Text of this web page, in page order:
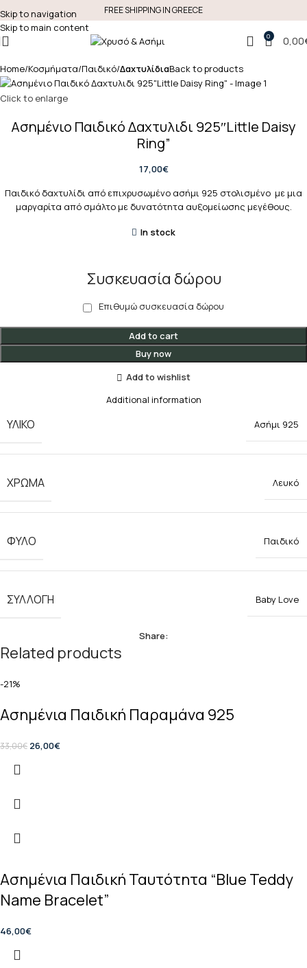
Skip to navigation
Skip to main content
FREE SHIPPING IN GREECE
0 0,00
Home Κοσμήματα Παιδικό ΔαχτυλίδιαBack to products
Click to enlarge
Ασημένιο Παιδικό Δαχτυλιδι 925″Little Daisy
Ring”
17,00€
Παιδικό δαχτυλίδι από επιχρυσωμένο ασήμι 925 στολισμένο με μια
μαργαρίτα από σμάλτο με δυνατότητα αυξομείωσης μεγέθους.
In stock
Συσκευασία δώρου
Επιθυμώ συσκευασία δώρου
Add to cart
Buy now
Add to wishlist
Additional information
ΥΛΙΚΟ Ασήμι 925
ΧΡΩΜΑ Λευκό
ΦΥΛΟ Παιδικό
ΣΥΛΛΟΓΗ Baby Love
Share:
Related products
-21%
Ασημένια Παιδική Παραμάνα 925
33,00€ 26,00€
Ασημένια Παιδική Ταυτότητα “Blue Teddy
Name Bracelet”
46,00€